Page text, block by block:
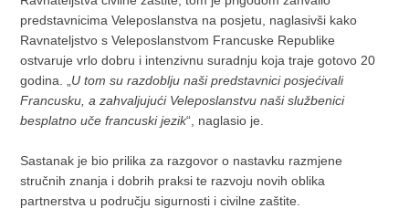
predstavnicima Veleposlanstva na posjetu, naglasivši kako
Ravnateljstvo s Veleposlanstvom Francuske Republike
ostvaruje vrlo dobru i intenzivnu suradnju koja traje gotovo 20
godina. „ U tom su razdoblju naši predstavnici posjećivali
Francusku, a zahvaljujući Veleposlanstvu naši službenici
besplatno uče francuski jezik“, naglasio je.
Sastanak je bio prilika za razgovor o nastavku razmjene
stručnih znanja i dobrih praksi te razvoju novih oblika
partnerstva u području sigurnosti i civilne zaštite.